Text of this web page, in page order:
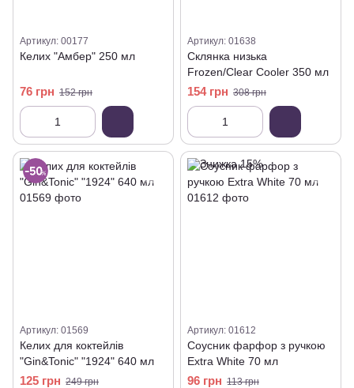
Артикул: 00177
Келих "Амбер" 250 мл
76 грн 152 грн
Артикул: 01638
Склянка низька
Frozen/Clear Cooler 350 мл
154 грн 308 грн
Артикул: 01569
Келих для коктейлів
"Gin&Tonic" "1924" 640 мл
125 грн 249 грн
Артикул: 01612
Соусник фарфор з ручкою
Extra White 70 мл
96 грн 113 грн